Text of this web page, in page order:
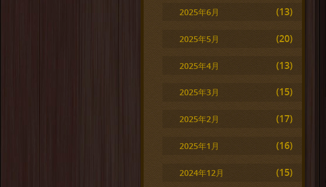
2025年6月 (13)
2025年5月 (20)
2025年4月 (13)
2025年3月 (15)
2025年2月 (17)
2025年1月 (16)
2024年12月 (15)